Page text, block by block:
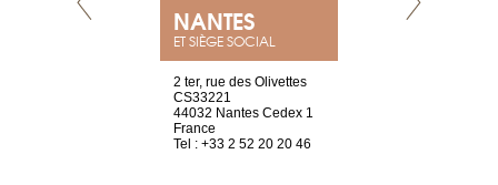
NANTES
ET SIÈGE SOCIAL
2 ter, rue des Olivettes
CS33221
44032 Nantes Cedex 1
France
Tel : +33 2 52 20 20 46